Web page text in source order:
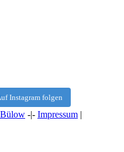
Instagram folgen
Bülow -|- Impressum |